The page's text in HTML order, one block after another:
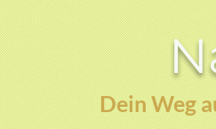
Dein Weg